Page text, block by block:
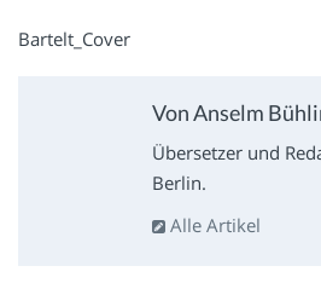
Bartelt_Cover
Von Anselm
Übersetzer und
Berlin.
Alle Artikel